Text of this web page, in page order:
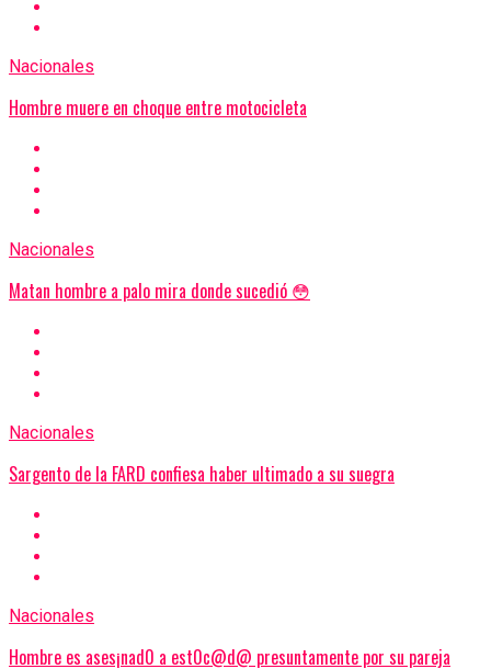
Nacionales
Hombre muere en choque entre motocicleta
Nacionales
Matan hombre a palo mira donde sucedió 😳
Nacionales
Sargento de la FARD confiesa haber ultimado a su suegra
Nacionales
Hombre es ases¡nad0 a est0c@d@ presuntamente por su pareja